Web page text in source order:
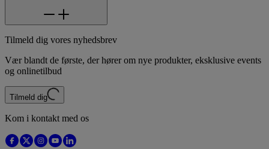
Tilmeld dig vores nyhedsbrev
Vær blandt de første, der hører om nye produkter, eksklusive events
og onlinetilbud
Tilmeld dig
Kom i kontakt med os